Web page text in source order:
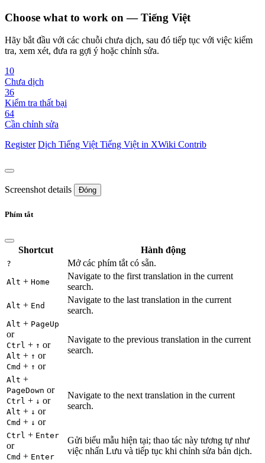
Choose what to work on — Tiếng Việt
Hãy bắt đầu với các chuỗi chưa dịch, sau đó tiếp tục với việc kiểm
tra, xem xét, đưa ra gợi ý hoặc chỉnh sửa.
10
Chưa dịch
36
Kiểm tra thất bại
64
Cần chỉnh sửa
Register Dịch Tiếng Việt Tiếng Việt in XWiki Contrib
Screenshot details Đóng
Phím tắt
Shortcut Hành động
? Mở các phím tắt có sẵn.
Alt + Home
Navigate to the first translation in the current
search.
Alt + End
Navigate to the last translation in the current
search.
Alt + PageUp
or
Ctrl + ↑ or
Alt + ↑ or
Cmd + ↑ or
Navigate to the previous translation in the current
search.
Alt +
PageDown or
Ctrl + ↓ or
Alt + ↓ or
Cmd + ↓ or
Navigate to the next translation in the current
search.
Ctrl + Enter
or
Cmd + Enter
Gửi biểu mẫu hiện tại; thao tác này tương tự như
việc nhấn Lưu và tiếp tục khi chỉnh sửa bản dịch.